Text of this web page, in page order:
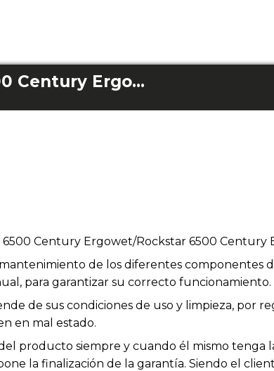
Cargador Rockstar 6500 Century Ergowet/Rockstar 6500 Century Ergowet Animal
Century Ergowet/Rockstar 6500 Century
de los diferentes componentes
para garantizar su correcto funcionamiento.
de sus condiciones de uso y limpieza, por
en mal estado.
producto siempre y cuando él mismo tenga
la finalización de la garantía. Siendo el